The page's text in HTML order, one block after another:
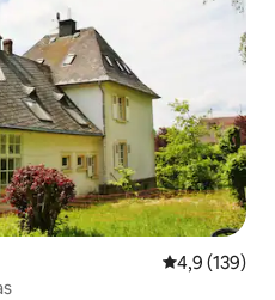
4,9 av 5 i
4,9 (139)